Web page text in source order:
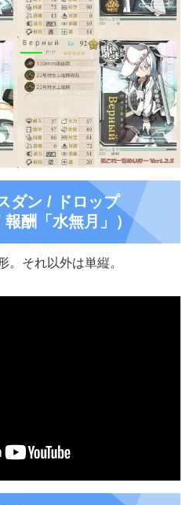
ダン / ドロップ
報酬「水無月」）
。それ以外は単縦。